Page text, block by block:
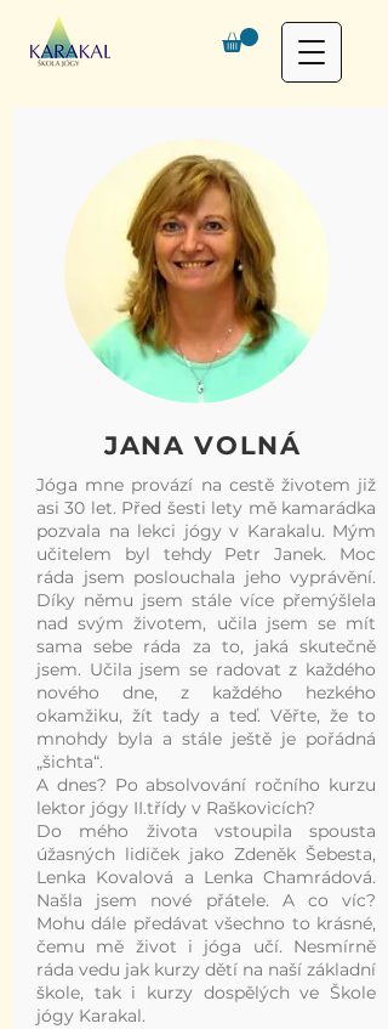
JANA VOLNÁ
Jóga mne provází na cestě životem již
asi 30 let. Před šesti lety mě kamarádka
pozvala na lekci jógy v Karakalu. Mým
učitelem byl tehdy Petr Janek. Moc
ráda jsem poslouchala jeho vyprávění.
Díky němu jsem stále více přemýšlela
nad svým životem, učila jsem se mít
sama sebe ráda za to, jaká skutečně
jsem. Učila jsem se radovat z každého
nového dne, z každého hezkého
okamžiku, žít tady a teď. Věřte, že to
mnohdy byla a stále ještě je pořádná
„šichta“.
A dnes? Po absolvování ročního kurzu
lektor jógy II.třídy v Raškovicích?
Do mého života vstoupila spousta
úžasných lidiček jako Zdeněk Šebesta,
Lenka Kovalová a Lenka Chamrádová.
Našla jsem nové přátele. A co víc?
Mohu dále předávat všechno to krásné,
čemu mě život i jóga učí. Nesmírně
ráda vedu jak kurzy dětí na naší základní
škole, tak i kurzy dospělých ve Škole
jógy Karakal.